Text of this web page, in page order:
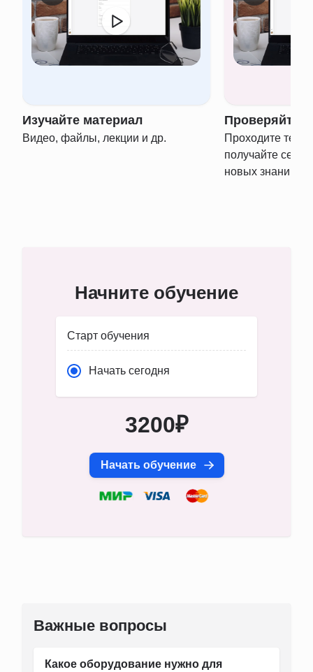
Изучайте материал
Видео, файлы, лекции и др.
Проверяйте
Проходите
получайте
новых знаний
Начните обучение
Старт обучения
Начать сегодня
3200₽
Начать обучение
Важные вопросы
Какое оборудование нужно для